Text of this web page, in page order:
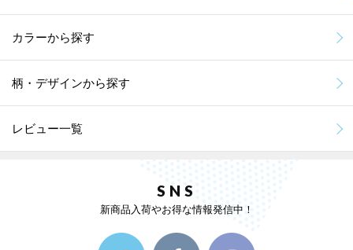
カラーから探す
柄・デザインから探す
レビュー一覧
SNS
新商品入荷やお得な情報発信中！